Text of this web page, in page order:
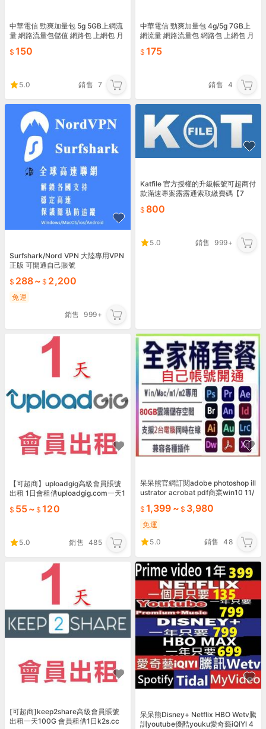
中華電信 勁爽加量包 5g 5GB上網流
量 網路流量包儲值 網路包 上網包 月
貨 150
5.0 銷售 7
中華電信 勁爽加量包 4g/5g 7GB上
網流量 網路流量包 網路包 上網包 月
貨 175
銷售 4
Surfshark/Nord VPN 大陸專用VPN
正版 可開通自己賬號
288~ 2,200
免運
銷售
999+
Katfile 官方授權的升級帳號可超商付
款滿速專案露露通索取繳費碼【7
詢問價格
800
5.0 銷售 999+
【可超商】uploadgig高級會員賬號
出租 1日會租借uploadgig.com一天1
55~ 120
5.0 銷售 485
呆呆熊官網訂閱adobe photoshop ill
ustrator acrobat pdf商業win10 11/
1,399 ~ 3,980
免運
5.0
銷售 48
[可超商]keep2share高級會員賬號
出租一天100G 會員租借1日k2s.cc
呆呆熊Disney+ Netflix HBO Wetv騰
訓youtube優酷youku愛奇藝iQlYl 4